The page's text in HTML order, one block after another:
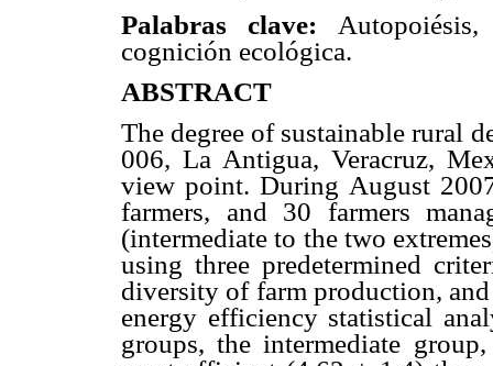
Palabras clave: Autopoiésis,
cognición ecológica.
ABSTRACT
The degree of sustainable rural
006, La Antigua, Veracruz,
view point. During August
farmers, and 30 farmers
(intermediate to the two
using three predetermined
diversity of farm production,
energy efficiency statistical
groups, the intermediate